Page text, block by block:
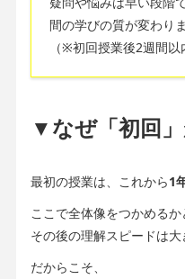
間の学びの質が変わりま
（※初回授業後2週間以
▼なぜ「初回
最初の授業は、これから1
ここで全体像をつかめるか
その後の理解スピードは大
だからこそ、